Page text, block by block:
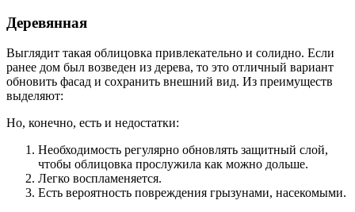
Деревянная
Выглядит такая облицовка привлекательно и солидно. Если
ранее дом был возведен из дерева, то это отличный вариант
обновить фасад и сохранить внешний вид. Из преимуществ
выделяют:
Но, конечно, есть и недостатки:
Необходимость регулярно обновлять защитный слой,
чтобы облицовка прослужила как можно дольше.
Легко воспламеняется.
Есть вероятность повреждения грызунами, насекомыми.